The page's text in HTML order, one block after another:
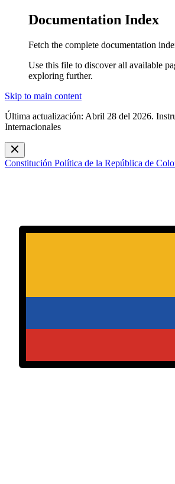
Documentation Index
Fetch the complete documentation
Use this file to discover all available
exploring further.
Skip to main content
Última actualización: Abril 28 del 2026.
Internacionales
Constitución Política de la República de